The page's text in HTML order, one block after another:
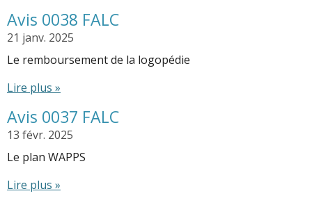
Avis 0038 FALC
21 janv. 2025
Le remboursement de la logopédie
Lire plus »
Avis 0037 FALC
13 févr. 2025
Le plan WAPPS
Lire plus »